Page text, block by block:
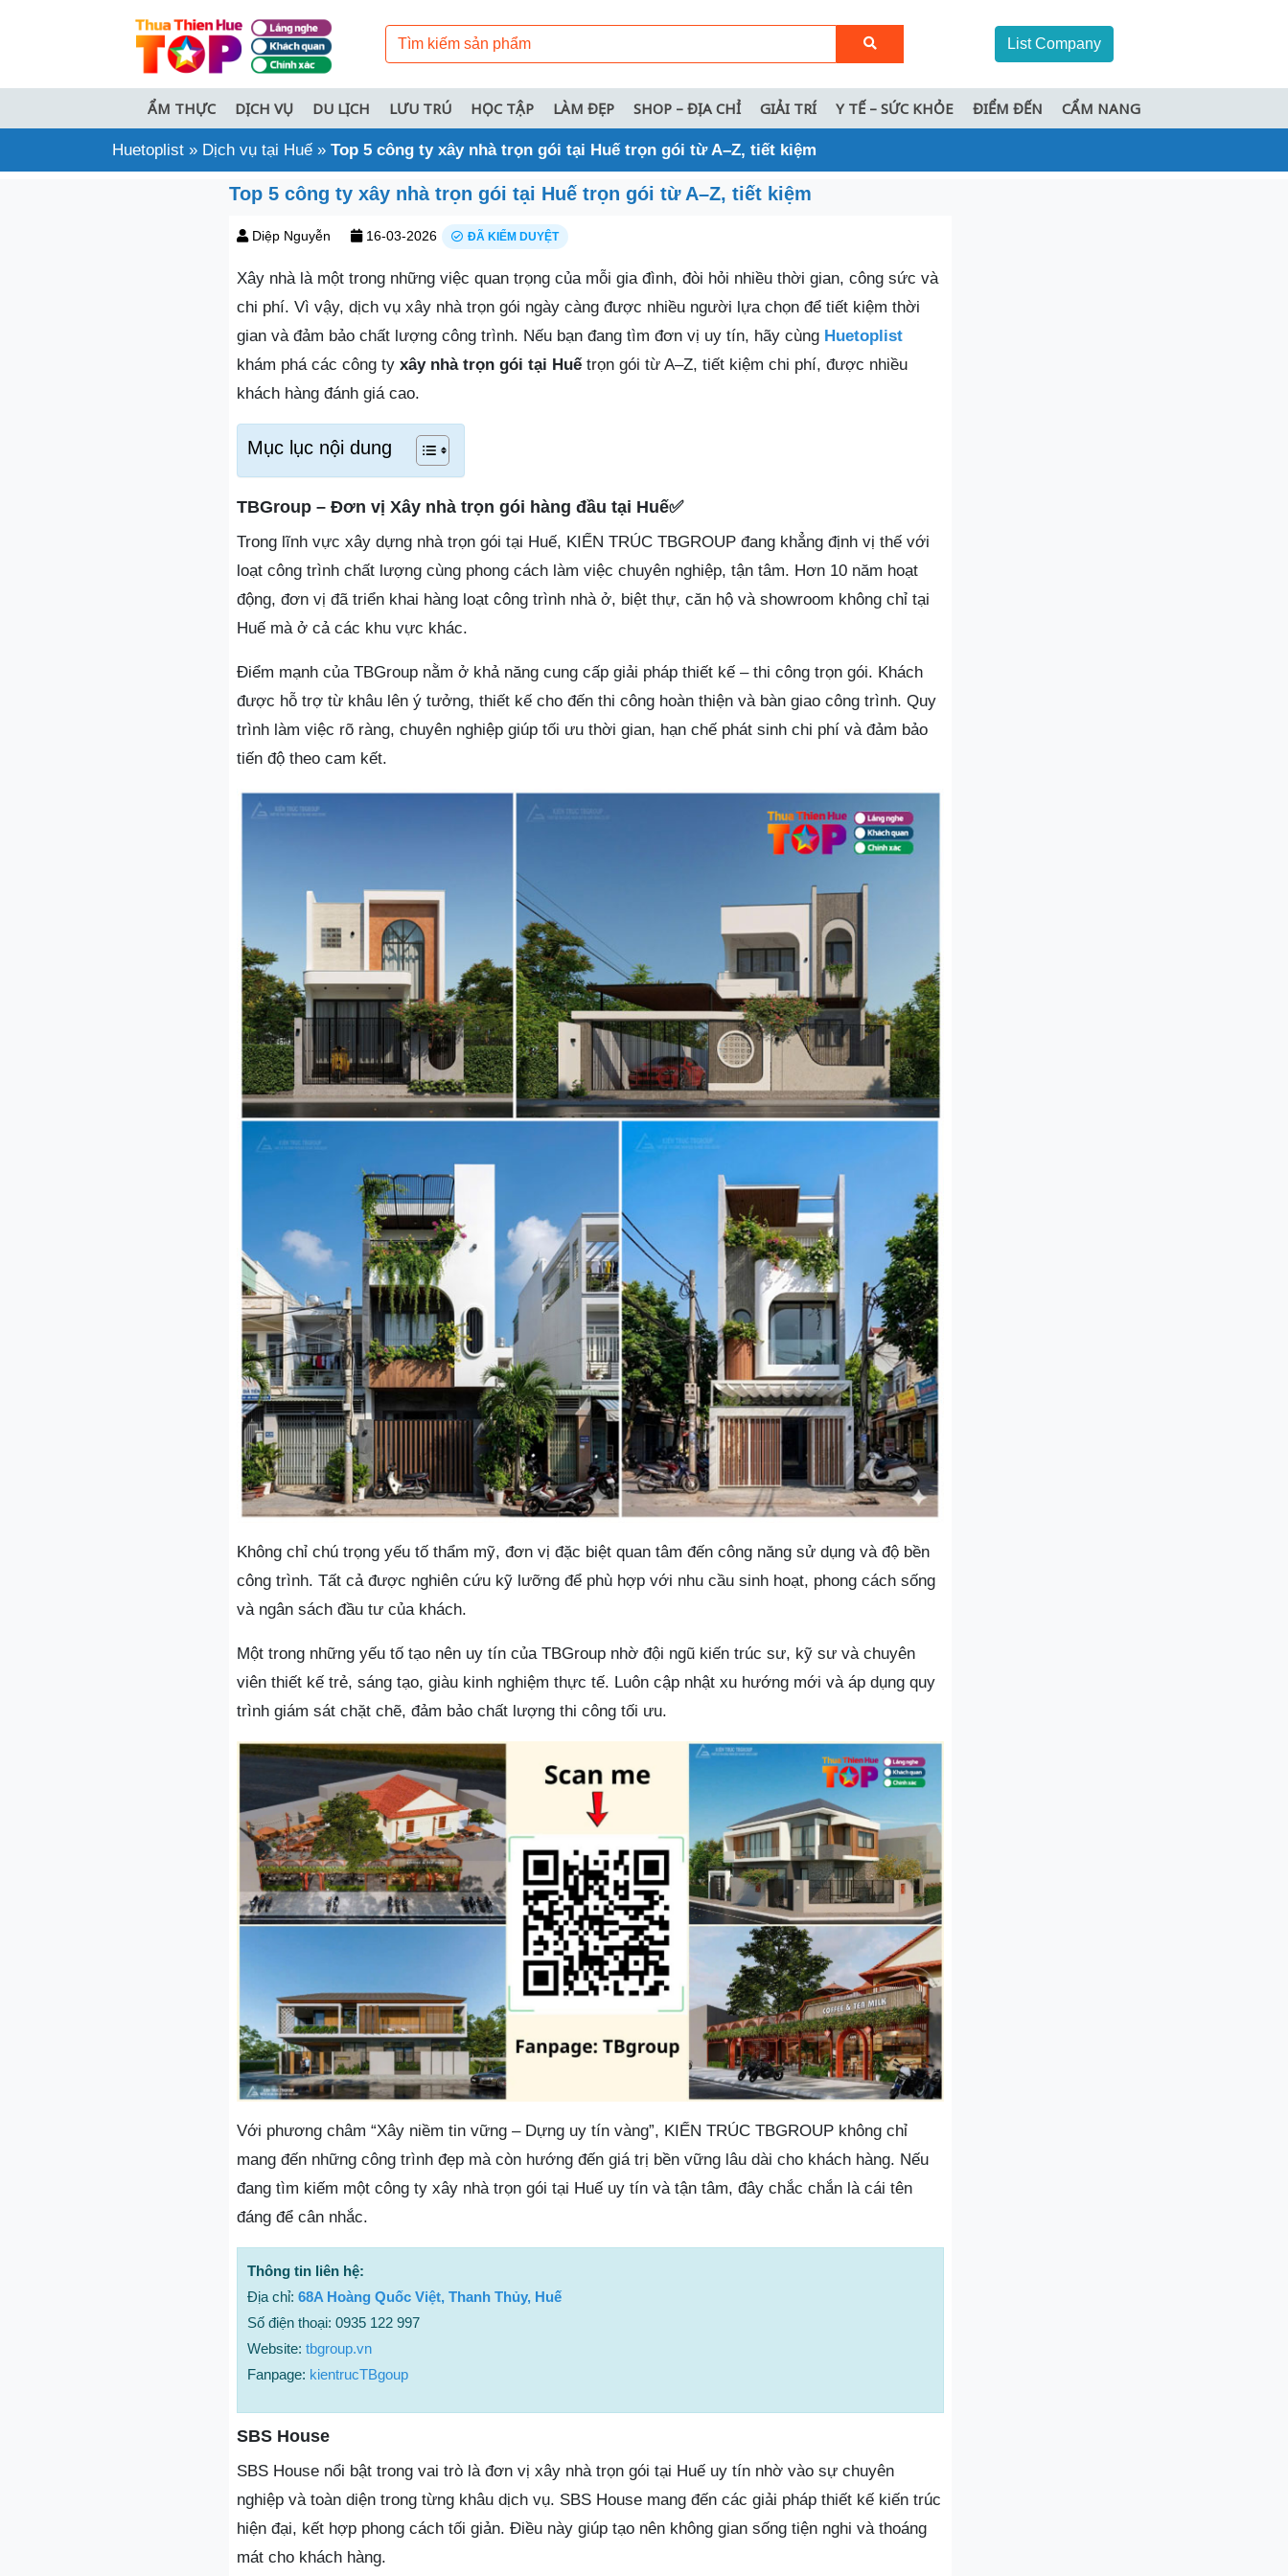
List Company
ẨM THỰC DỊCH VỤ DU LỊCH LƯU TRÚ HỌC TẬP LÀM ĐẸP SHOP – ĐỊA CHỈ GIẢI TRÍ Y TẾ – SỨC KHỎE ĐIỂM ĐẾN CẨM NANG
Huetoplist » Dịch vụ tại Huế » Top 5 công ty xây nhà trọn gói tại Huế trọn gói từ A–Z, tiết kiệm
Top 5 công ty xây nhà trọn gói tại Huế trọn gói từ A–Z, tiết kiệm
Diệp Nguyễn 16-03-2026 ĐÃ KIỂM DUYỆT
Xây nhà là một trong những việc quan trọng của mỗi gia đình, đòi hỏi nhiều thời gian, công sức và
chi phí. Vì vậy, dịch vụ xây nhà trọn gói ngày càng được nhiều người lựa chọn để tiết kiệm thời
gian và đảm bảo chất lượng công trình. Nếu bạn đang tìm đơn vị uy tín, hãy cùng Huetoplist
khám phá các công ty xây nhà trọn gói tại Huếtrọn gói từ A–Z, tiết kiệm chi phí, được nhiều
khách hàng đánh giá cao.
Mục lục nội dung
TBGroup – Đơn vị Xây nhà trọn gói hàng đầu tại Huế✅
Trong lĩnh vực xây dựng nhà trọn gói tại Huế, KIẾN TRÚC TBGROUP đang khẳng định vị thế với
loạt công trình chất lượng cùng phong cách làm việc chuyên nghiệp, tận tâm. Hơn 10 năm hoạt
động, đơn vị đã triển khai hàng loạt công trình nhà ở, biệt thự, căn hộ và showroom không chỉ tại
Huế mà ở cả các khu vực khác.
Điểm mạnh của TBGroup nằm ở khả năng cung cấp giải pháp thiết kế – thi công trọn gói. Khách
được hỗ trợ từ khâu lên ý tưởng, thiết kế cho đến thi công hoàn thiện và bàn giao công trình. Quy
trình làm việc rõ ràng, chuyên nghiệp giúp tối ưu thời gian, hạn chế phát sinh chi phí và đảm bảo
tiến độ theo cam kết.
Không chỉ chú trọng yếu tố thẩm mỹ, đơn vị đặc biệt quan tâm đến công năng sử dụng và độ bền
công trình. Tất cả được nghiên cứu kỹ lưỡng để phù hợp với nhu cầu sinh hoạt, phong cách sống
và ngân sách đầu tư của khách.
Một trong những yếu tố tạo nên uy tín của TBGroup nhờ đội ngũ kiến trúc sư, kỹ sư và chuyên
viên thiết kế trẻ, sáng tạo, giàu kinh nghiệm thực tế. Luôn cập nhật xu hướng mới và áp dụng quy
trình giám sát chặt chẽ, đảm bảo chất lượng thi công tối ưu.
Với phương châm “Xây niềm tin vững – Dựng uy tín vàng”, KIẾN TRÚC TBGROUP không chỉ
mang đến những công trình đẹp mà còn hướng đến giá trị bền vững lâu dài cho khách hàng. Nếu
đang tìm kiếm một công ty xây nhà trọn gói tại Huế uy tín và tận tâm, đây chắc chắn là cái tên
đáng để cân nhắc.
Thông tin liên hệ:
Địa chỉ: 68A Hoàng Quốc Việt, Thanh Thủy, Huế
Số điện thoại: 0935 122 997
Website: tbgroup.vn
Fanpage: kientrucTBgoup
SBS House
SBS House nổi bật trong vai trò là đơn vị xây nhà trọn gói tại Huế uy tín nhờ vào sự chuyên
nghiệp và toàn diện trong từng khâu dịch vụ. SBS House mang đến các giải pháp thiết kế kiến trúc
hiện đại, kết hợp phong cách tối giản. Điều này giúp tạo nên không gian sống tiện nghi và thoáng
mát cho khách hàng.